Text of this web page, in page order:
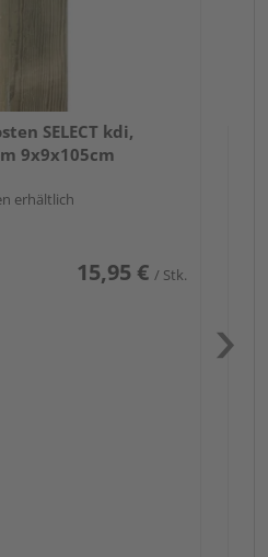
SELECT kdi,
9x9x105cm
erhältlich
15,95 € / Stk.